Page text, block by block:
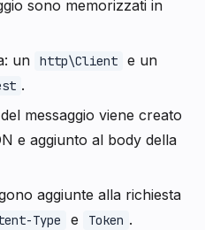
sono memorizzati in
un
http\Client e un
.
messaggio viene creato
e aggiunto al body della
aggiunte alla richiesta
Type e Token .